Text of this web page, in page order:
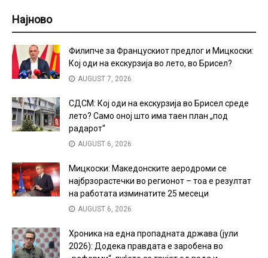
Најново
Филипче за Францускиот предлог и Мицкоски:
Кој оди на екскурзија во лето, во Брисел?
AUGUST 7, 2026
СДСМ: Кој оди на екскурзија во Брисел среде
лето? Само оној што има таен план „под
радарот“
AUGUST 6, 2026
Мицкоски: Македонските аеродроми се
најбрзорастечки во регионот – тоа е резултат
на работата изминатите 25 месеци
AUGUST 6, 2026
Хроника на една пропадната држава (јули
2026): Додека правдата е заробена во